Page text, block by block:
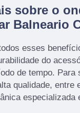
sobre o
Balneario
esses
do
de tempo.
qualidade, entre